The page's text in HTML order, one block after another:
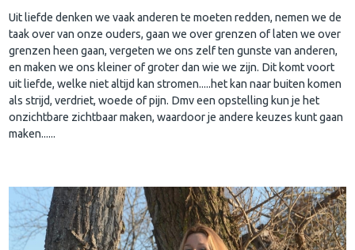
Uit liefde denken we vaak anderen te moeten redden, nemen we de
taak over van onze ouders, gaan we over grenzen of laten we over
grenzen heen gaan, vergeten we ons zelf ten gunste van anderen,
en maken we ons kleiner of groter dan wie we zijn. Dit komt voort
uit liefde, welke niet altijd kan stromen.....het kan naar buiten komen
als strijd, verdriet, woede of pijn. Dmv een opstelling kun je het
onzichtbare zichtbaar maken, waardoor je andere keuzes kunt gaan
maken......